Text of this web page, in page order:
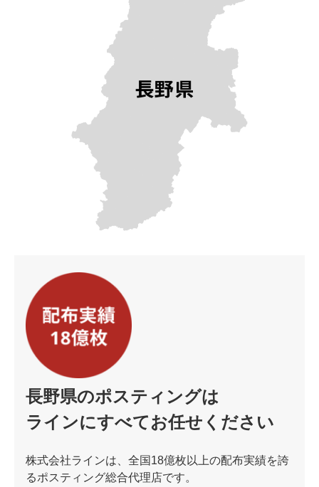
長野県のポスティングは
ラインにすべてお任せください
株式会社ラインは、全国18億枚以上の配布実績を誇
るポスティング総合代理店です。